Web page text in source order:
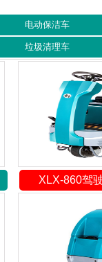
电动保洁车
垃圾清理车
XLX-860驾